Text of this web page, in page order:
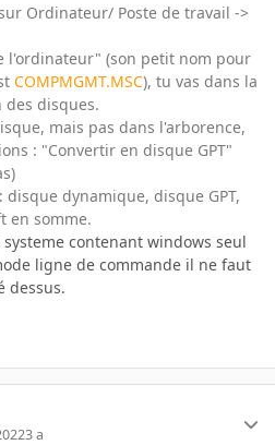
Ordinateur/ Poste de travail ->
l'ordinateur" (son petit nom pour
COMPMGMT.MSC), tu vas dans la
des disques.
mais pas dans l'arborence,
: "Convertir en disque GPT"
dynamique, disque GPT,
en somme.
contenant windows seul
ligne de commande il ne faut
dessus.
3 a